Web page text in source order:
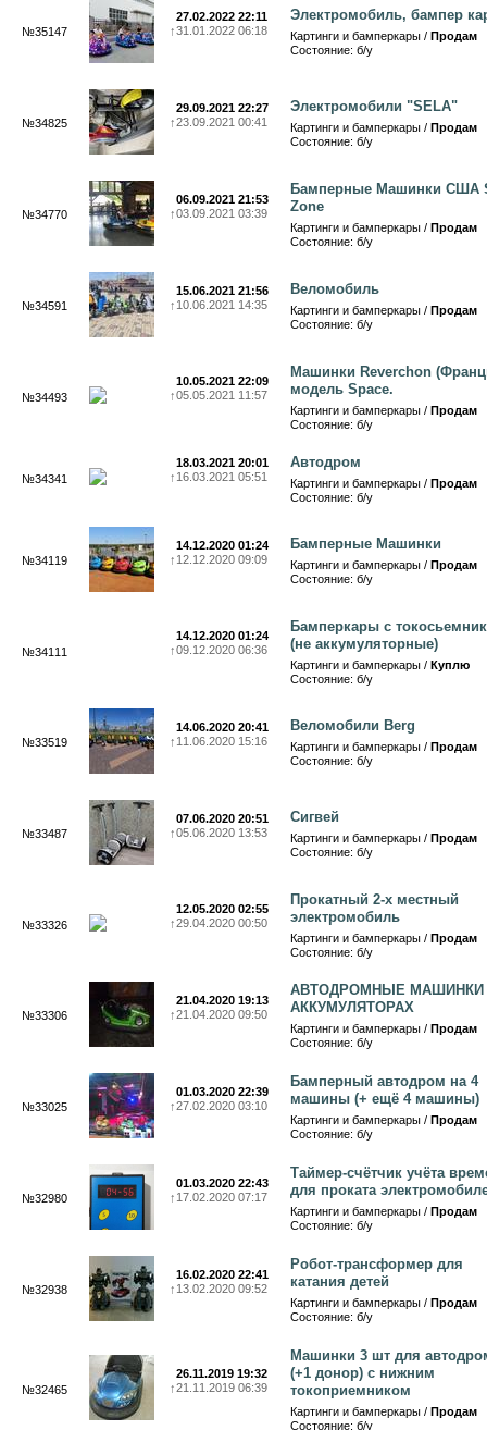
№35147
27.02.2022 22:11
↑31.01.2022 06:18
Электромобиль, бампер
Картинги и бамперкары / Продам
Состояние: б/у
№34825
29.09.2021 22:27
↑23.09.2021 00:41
Электромобили "SELA"
Картинги и бамперкары / Продам
Состояние: б/у
№34770
06.09.2021 21:53
↑03.09.2021 03:39
Бамперные Машинки США
Zone
Картинги и бамперкары / Продам
Состояние: б/у
№34591
15.06.2021 21:56
↑ 10.06.2021 14:35
Веломобиль
Картинги и бамперкары / Продам
Состояние: б/у
№34493
10.05.2021 22:09
↑05.05.2021 11:57
Машинки Reverchon
модель Space.
Картинги и бамперкары / Продам
Состояние: б/у
№34341
18.03.2021 20:01
↑ 16.03.2021 05:51
Автодром
Картинги и бамперкары / Продам
Состояние: б/у
№34119
14.12.2020 01:24
↑ 12.12.2020 09:09
Бамперные Машинки
Картинги и бамперкары / Продам
Состояние: б/у
№34111
14.12.2020 01:24
↑09.12.2020 06:36
Бамперкары с
(не аккумуляторные)
Картинги и бамперкары / Куплю
Состояние: б/у
№33519
14.06.2020 20:41
↑ 11.06.2020 15:16
Веломобили Berg
Картинги и бамперкары / Продам
Состояние: б/у
№33487
07.06.2020 20:51
↑05.06.2020 13:53
Сигвей
Картинги и бамперкары / Продам
Состояние: б/у
№33326
12.05.2020 02:55
↑29.04.2020 00:50
Прокатный 2-х местный
электромобиль
Картинги и бамперкары / Продам
Состояние: б/у
№33306
21.04.2020 19:13
↑21.04.2020 09:50
АВТОДРОМНЫЕ МАШИНКИ
АККУМУЛЯТОРАХ
Картинги и бамперкары / Продам
Состояние: б/у
№33025
01.03.2020 22:39
↑27.02.2020 03:10
Бамперный автодром на 4
машины (+ ещё 4 машины)
Картинги и бамперкары / Продам
Состояние: б/у
№32980
01.03.2020 22:43
↑ 17.02.2020 07:17
Таймер-счётчик учёта
для проката
Картинги и бамперкары / Продам
Состояние: б/у
№32938
16.02.2020 22:41
↑ 13.02.2020 09:52
Робот-трансформер для
катания детей
Картинги и бамперкары / Продам
Состояние: б/у
№32465
26.11.2019 19:32
↑21.11.2019 06:39
Машинки 3 шт для
(+1 донор) с нижним
токоприемником
Картинги и бамперкары / Продам
Состояние: б/у